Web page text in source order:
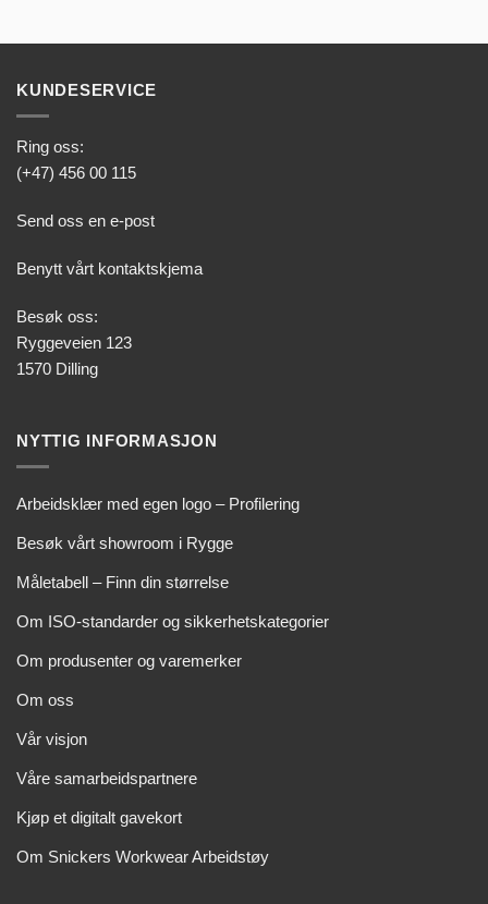
KUNDESERVICE
Ring oss:
(+47) 456 00 115
Send oss en e-post
Benytt vårt kontaktskjema
Besøk oss:
Ryggeveien 123
1570 Dilling
NYTTIG INFORMASJON
Arbeidsklær med egen logo – Profilering
Besøk vårt showroom i Rygge
Måletabell – Finn din størrelse
Om ISO-standarder og sikkerhetskategorier
Om produsenter og varemerker
Om oss
Vår visjon
Våre samarbeidspartnere
Kjøp et digitalt gavekort
Om Snickers Workwear Arbeidstøy